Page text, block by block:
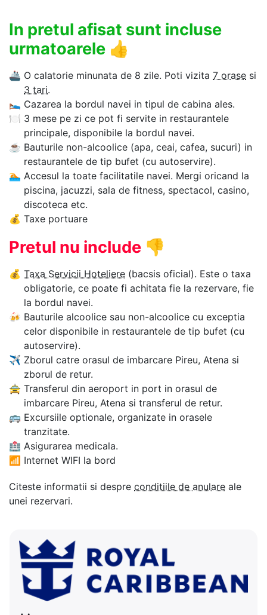
In pretul afisat sunt incluse
urmatoarele 👍
🚢 O calatorie minunata de 8 zile. Poti vizita 7 orase si
3 tari.
🛌 Cazarea la bordul navei in tipul de cabina ales.
🍽 3 mese pe zi ce pot fi servite in restaurantele
principale, disponibile la bordul navei.
☕ Bauturile non-alcoolice (apa, ceai, cafea, sucuri) in
restaurantele de tip bufet (cu autoservire).
🏊‍ Accesul la toate facilitatile navei. Mergi oricand la
piscina, jacuzzi, sala de fitness, spectacol, casino,
discoteca etc.
💰 Taxe portuare
Pretul nu include 👎
💰 Taxa Servicii Hoteliere (bacsis oficial). Este o taxa
obligatorie, ce poate fi achitata fie la rezervare, fie
la bordul navei.
🍻 Bauturile alcoolice sau non-alcoolice cu exceptia
celor disponibile in restaurantele de tip bufet (cu
autoservire).
✈ Zborul catre orasul de imbarcare Pireu, Atena si
zborul de retur.
🚖 Transferul din aeroport in port in orasul de
imbarcare Pireu, Atena si transferul de retur.
🚌 Excursiile optionale, organizate in orasele
tranzitate.
🏥 Asigurarea medicala.
📶 Internet WIFI la bord
Citeste informatii si despre conditiile de anulare ale
unei rezervari.